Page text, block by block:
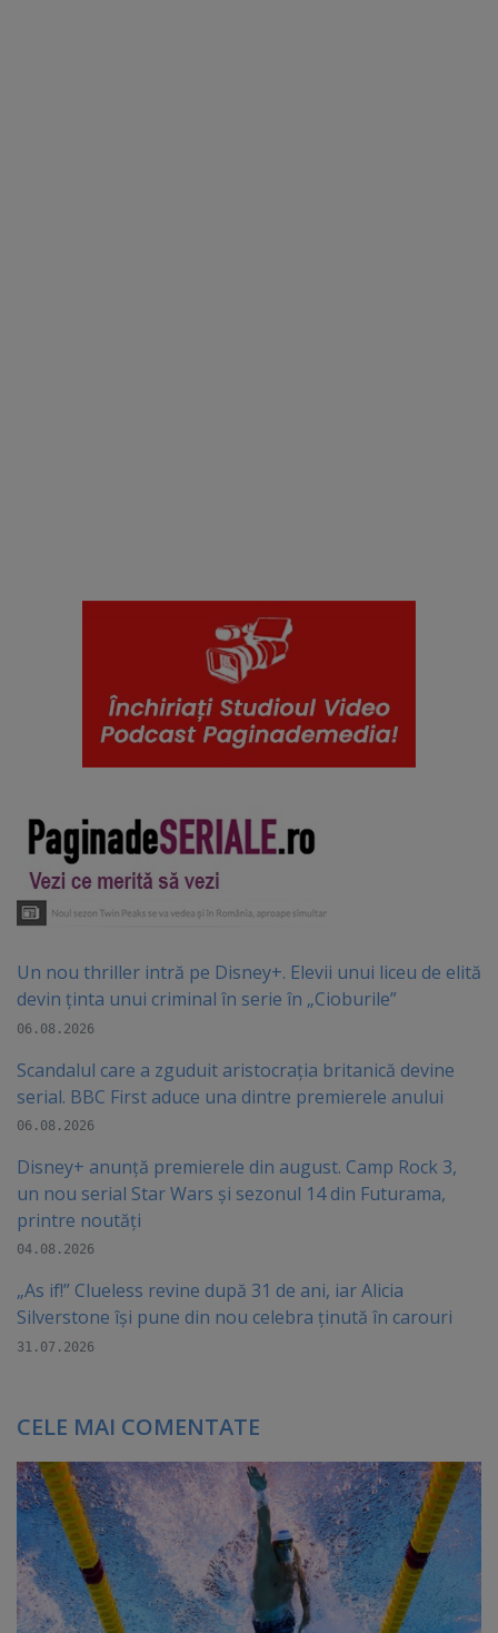
Un nou thriller intră pe Disney+. Elevii unui liceu de elită
devin ținta unui criminal în serie în „Cioburile”
06.08.2026
Scandalul care a zguduit aristocrația britanică devine
serial. BBC First aduce una dintre premierele anului
06.08.2026
Disney+ anunță premierele din august. Camp Rock 3,
un nou serial Star Wars și sezonul 14 din Futurama,
printre noutăți
04.08.2026
„As if!” Clueless revine după 31 de ani, iar Alicia
Silverstone își pune din nou celebra ținută în carouri
31.07.2026
CELE MAI COMENTATE